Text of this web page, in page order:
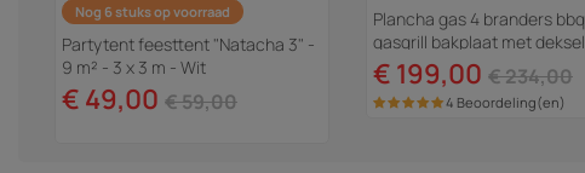
Nog 6 stuks op voorraad
Partytent feesttent "Natacha 3" -
9 m² - 3 x 3 m - Wit
€ 49,00 € 59,00
Plancha gas 4 branders bbq
gasgrill bakplaat met deksel
"Fasto" - 10 kW - Grijs
€ 199,00 € 234,00
4 Beoordeling(en)